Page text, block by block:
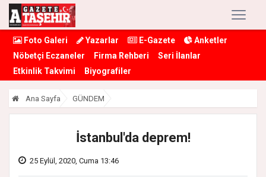
Foto Galeri Yazarlar E-Gazete
Anketler
Nöbetçi Eczaneler
Firma Rehberi
Seri İlanlar
Etkinlik Takvimi
Biyografiler
Ana Sayfa GÜNDEM
İstanbul'da deprem!
25 Eylül, 2020, Cuma 13:46